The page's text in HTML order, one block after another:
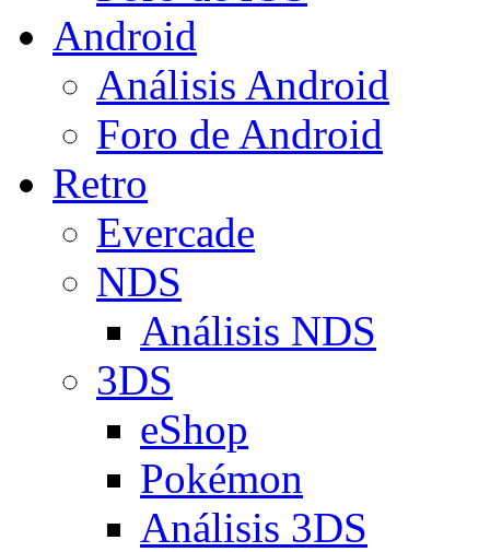
Android
Análisis Android
Foro de Android
Retro
Evercade
NDS
Análisis NDS
3DS
eShop
Pokémon
Análisis 3DS